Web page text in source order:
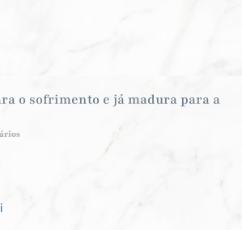
o sofrimento e já madura para a